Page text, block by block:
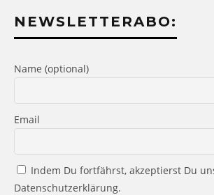
NEWSLETTERABO:
Name (optional)
Email
Indem Du fortfährst, akzeptierst Du
Datenschutzerklärung.